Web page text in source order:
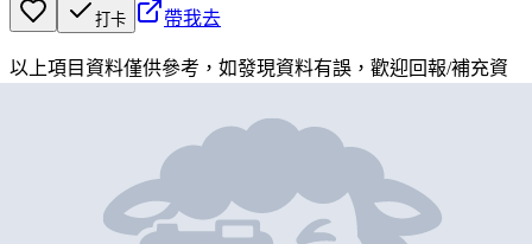
打卡 帶我去
以上項目資料僅供參考，如發現資料有誤，歡迎回報/補充資